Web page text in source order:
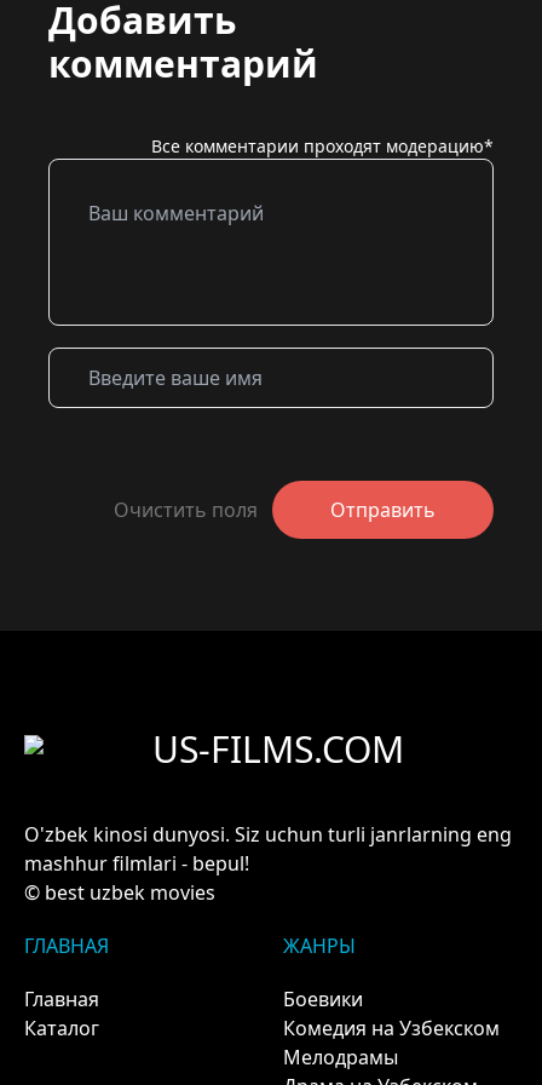
Добавить
комментарий
Все комментарии проходят модерацию*
Очистить поля Отправить
US-FILMS.COM
O'zbek kinosi dunyosi. Siz uchun turli janrlarning eng
mashhur filmlari - bepul!
© best uzbek movies
ГЛАВНАЯ
Главная
Каталог
ЖАНРЫ
Боевики
Комедия на Узбекском
Мелодрамы